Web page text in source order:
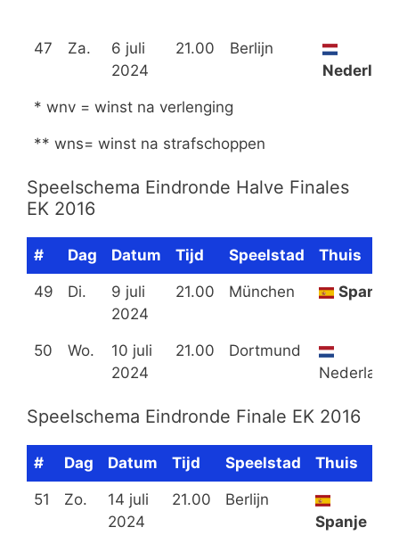
47 Za.
6 juli
2024
21.00
Berlijn
* wnv = winst na verlenging
** wns= winst na strafschoppen
Speelschema Eindronde Halve Finales
EK 2016
# Dag Datum Tijd Speelstad Thuis
49 Di.
9 juli
2024
21.00 München Spanje
50 Wo.
10 juli
2024
21.00
Dortmund
Nederland
Speelschema Eindronde Finale EK 2016
# Dag Datum Tijd Speelstad Thuis
51 Zo.
14 juli
2024
21.00
Berlijn
Spanje